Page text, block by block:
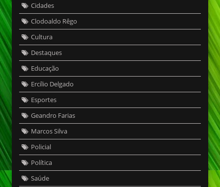
Cidades
Clodoaldo Rêgo
Cultura
Destaques
Educação
Ercílio Delgado
Esportes
Geandro Farias
Marcos Silva
Policial
Política
Saúde